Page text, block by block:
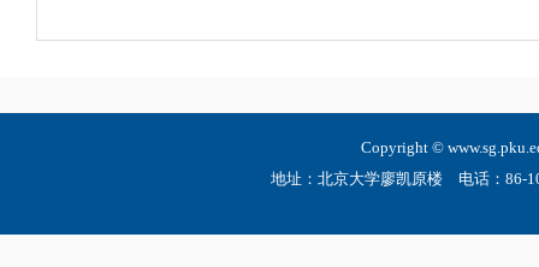
Copyright ©
地址：北京大学廖凯原楼 电话：86-